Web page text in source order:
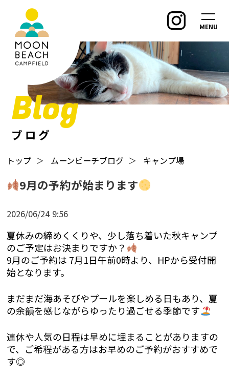
MENU
Blog
ブログ
トップ ＞ ムーンビーチブログ ＞ キャンプ場
9月の予約が始まります
2026/06/24 9:56
夏休みの締めくくりや、少し落ち着いた秋キャンプ
のご予定はお決まりですか？
9月のご予約は 7月1日午前0時より、HPから受付開
始となります。
まだまだ海あそびやプールを楽しめる日もあり、夏
の余韻を感じながらゆったり過ごせる季節です
連休や人気の日程は早めに埋まることがありますの
で、ご希程がある方はお早めのご予約がおすすめで
す◎